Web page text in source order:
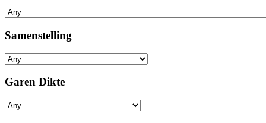
Samenstelling
Garen Dikte